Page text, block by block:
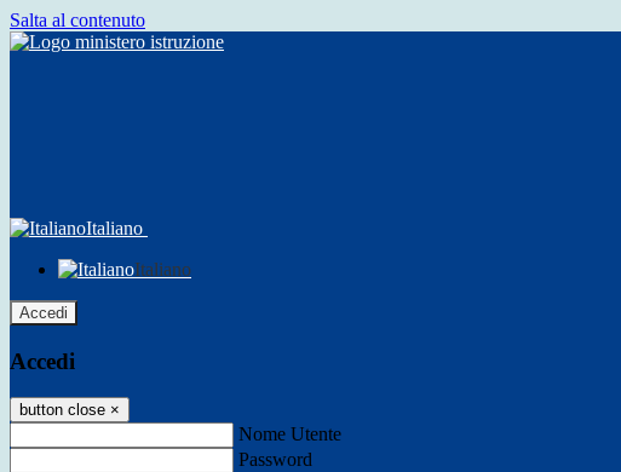
Salta al contenuto
Italiano
Italiano
Accedi
Accedi
button close ×
Nome Utente
Password